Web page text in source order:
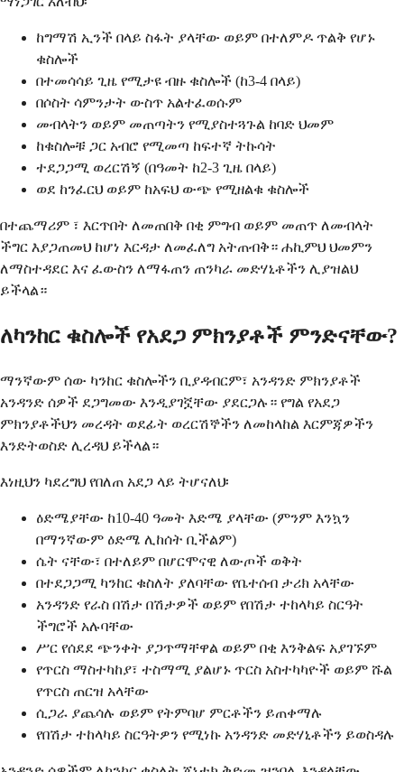
ከግማሽ ኢንች በላይ ስፋት ያላቸው ወይም በተለምዶ ጥልቅ የሆኑ
ቁስሎች
በተመሳሳይ ጊዜ የሚታዩ ብዙ ቁስሎች (ከ3-4 በላይ)
በሶስት ሳምንታት ውስጥ አልተፈወሱም
መብላትን ወይም መጠጣትን የሚያስተጓጉል ከባድ ህመም
ከቁስሎቹ ጋር አብሮ የሚመጣ ከፍተኛ ትኩሳት
ተደጋጋሚ ወረርሽኝ (በዓመት ከ2-3 ጊዜ በላይ)
ወደ ከንፈርህ ወይም ከአፍህ ውጭ የሚዘልቁ ቁስሎች
በተጨማሪም ፣ እርጥበት ለመጠበቅ በቂ ምግብ ወይም መጠጥ ለመብላት
ችግር እያጋጠመህ ከሆነ እርዳታ ለመፈለግ አትጠብቅ። ሐኪምህ ህመምን
ለማስተዳደር እና ፈውስን ለማፋጠን ጠንካራ መድሃኒቶችን ሊያዝልህ
ይችላል።
ለካንከር ቁስሎች የአደጋ ምክንያቶች ምንድናቸው?
ማንኛውም ሰው ካንከር ቁስሎችን ቢያዳብርም፣ አንዳንድ ምክንያቶች
አንዳንድ ሰዎች ደጋግመው እንዲያገኟቸው ያደርጋሉ። የግል የአደጋ
ምክንያቶችህን መረዳት ወደፊት ወረርሽኞችን ለመከላከል እርምጃዎችን
እንድትወስድ ሊረዳህ ይችላል።
እነዚህን ካደረግህ የበለጠ አደጋ ላይ ትሆናለህ፡
ዕድሜያቸው ከ10-40 ዓመት እድሜ ያላቸው (ምንም እንኳን
በማንኛውም ዕድሜ ሊከሰት ቢችልም)
ሴት ናቸው፣ በተለይም በሆርሞናዊ ለውጦች ወቅት
በተደጋጋሚ ካንከር ቁስለት ያለባቸው የቤተሰብ ታሪክ አላቸው
አንዳንድ የራስ በሽታ በሽታዎች ወይም የበሽታ ተከላካይ ስርዓት
ችግሮች አሉባቸው
ሥር የሰደደ ጭንቀት ያጋጥማቸዋል ወይም በቂ እንቅልፍ አያገኙም
የጥርስ ማስተካከያ፣ ተስማሚ ያልሆኑ ጥርስ አስተካካዮች ወይም ሹል
የጥርስ ጠርዝ አላቸው
ሲጋራ ያጨሳሉ ወይም የትምባሆ ምርቶችን ይጠቀማሉ
የበሽታ ተከላካይ ስርዓትዎን የሚነኩ አንዳንድ መድሃኒቶችን ይወስዳሉ